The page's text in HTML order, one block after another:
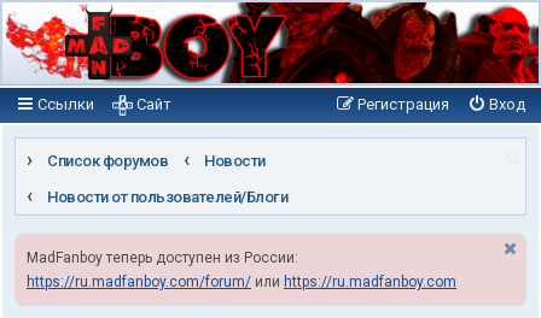
Ссылки Вход
Регистрация
Сайт
Список форумов
Новости
Новости от пользователей/Блоги
MadFanboy теперь доступен из России:
https://ru.madfanboy.com/forum/ или https://ru.madfanboy.com